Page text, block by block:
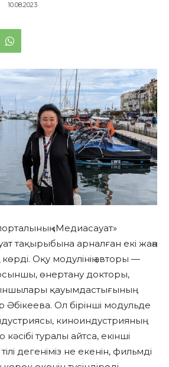
10.08.2023
«Медиасауат»
тақырыбына арналған екі жаңа
Оқу модулінің авторы —
өнертану докторы,
қауымдастығының
Әбікеева. Ол бірінші модульде
киноиндустрияның
кәсібі туралы айтса, екінші
дегеніміз не екенін, фильмді